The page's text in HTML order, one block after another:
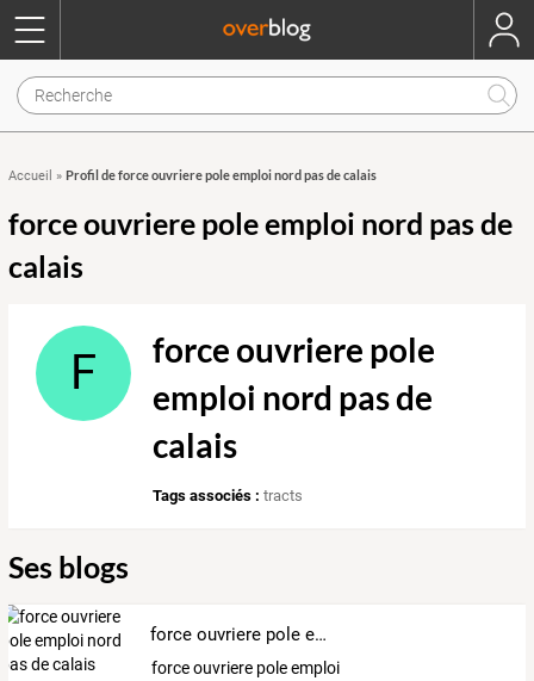
Accueil » Profil de force ouvriere pole emploi nord pas de calais
force ouvriere pole emploi nord pas de
calais
F
force ouvriere pole
emploi nord pas de
calais
Tags associés : tracts
Ses blogs
force ouvriere pole emploi nord pas de calais
force ouvriere pole emploi nord pas de calais